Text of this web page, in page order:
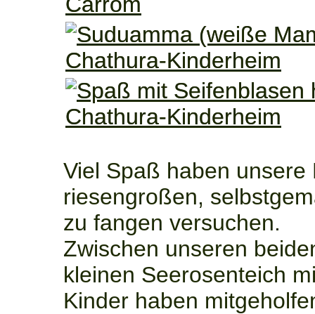
Viel Spaß haben
riesengroßen,
zu fangen versuchen.
Zwischen unseren
kleinen Seerosenteich
Kinder haben